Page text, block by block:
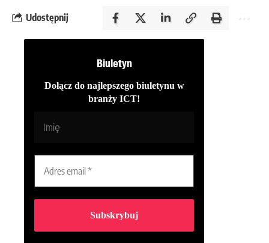
Udostępnij
Biuletyn
Dołącz do najlepszego biuletynu w
branży ICT!